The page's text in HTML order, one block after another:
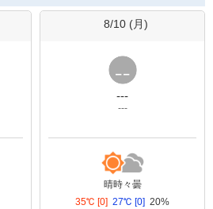
8/10 (月)
---
---
晴時々曇
35℃ [0] 27℃ [0] 20%